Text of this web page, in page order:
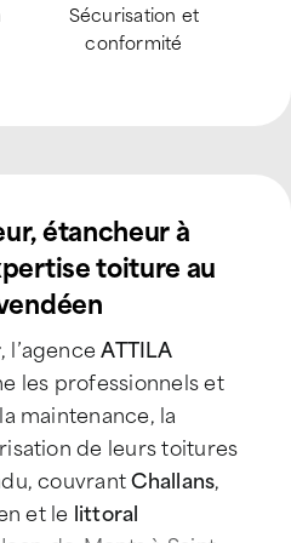
Zéro flamme®
toiture au
, l’agenceATTILA
les professionnels et
maintenance, la
de leurs toitures
couvrantChallans,
et lelittoral
de-Monts à Saint-